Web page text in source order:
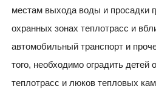
местам выхода воды и просадки
охранных зонах теплотрасс и
автомобильный транспорт и
того, необходимо оградить детей
теплотрасс и люков тепловых